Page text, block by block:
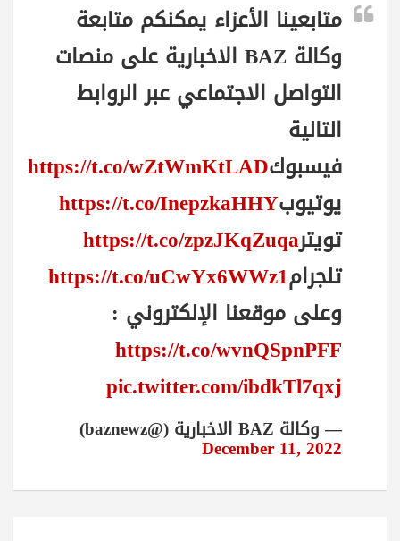
متابعينا الأعزاء يمكنكم متابعة
وكالة BAZ الاخبارية على منصات
التواصل الاجتماعي عبر الروابط
التالية
فيسبوكhttps://t.co/wZtWmKtLAD
يوتيوبhttps://t.co/InepzkaHHY
تويترhttps://t.co/zpzJKqZuqa
تلجرامhttps://t.co/uCwYx6WWz1
وعلى موقعنا الإلكتروني :
https://t.co/wvnQSpnPFF
pic.twitter.com/ibdkTl7qxj
— وكالة BAZ الاخبارية (@baznewz)
December 11, 2022